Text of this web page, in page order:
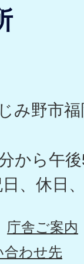
み野市
から午
日、休日
庁舎ご案内
合わせ先